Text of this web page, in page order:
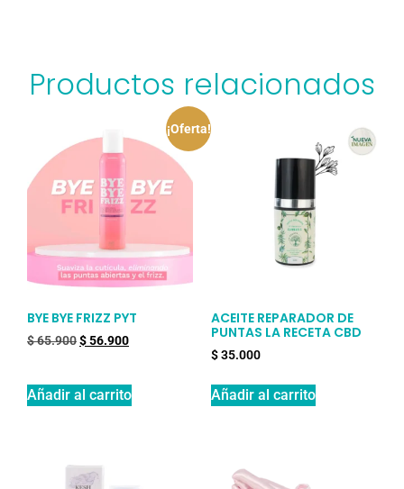
Productos relacionados
¡Oferta!
BYE BYE FRIZZ PYT
$65.900$56.900
Añadir al carrito
ACEITE REPARADOR DE
PUNTAS LA RECETA CBD
$35.000
Añadir al carrito